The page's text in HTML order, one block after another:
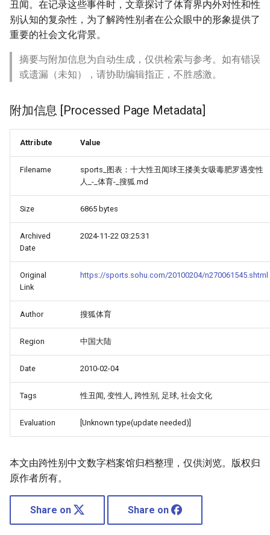
丑闻。在记录这些事件时，文章探讨了体育界内外对性和性
别认知的复杂性，为了解跨性别者在公众眼中的形象提供了
重要的社会文化背景。
摘要与附加信息为自动生成，仅供检索与参考。如有错误
或遗漏（未知），请协助编辑指正，不胜感激。
附加信息 [Processed Page Metadata]
Attribute Value
Filename
sports_图表：十大性丑闻球王搂美女吸毒肥罗遇变性
人_-_体育-_搜狐.md
Size 6865 bytes
Archived
Date
2024-11-22 03:25:31
Original
Link
https://sports.sohu.com/20100204/n270061545.shtml
Author 搜狐体育
Region 中国大陆
Date 2010-02-04
Tags 性丑闻, 变性人, 跨性别, 足球, 社会文化
Evaluation [Unknown type(update needed)]
本文由跨性别中文数字档案馆归档整理，仅供浏览。版权归
原作者所有。
Share on Share on